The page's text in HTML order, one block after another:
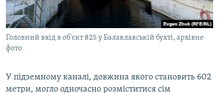
Головний вхід в об'єкт 825 у Балаклавській бухті, архівне
фото
У підземному каналі, довжина якого становить 602
метри, могло одночасно розміститися сім